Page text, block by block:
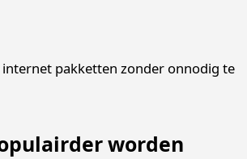
pakketten zonder onnodig te
worden